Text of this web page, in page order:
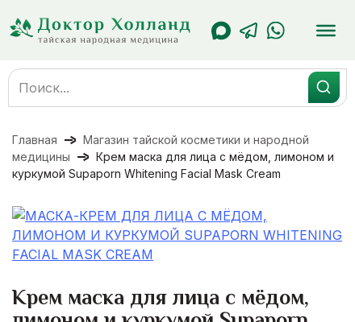
содержанию
Search
for:
Главная
Магазин тайской косметики и народной
медицины
Крем маска для лица с мёдом, лимоном и
куркумой Supaporn Whitening Facial Mask Cream
Крем маска для лица с мёдом,